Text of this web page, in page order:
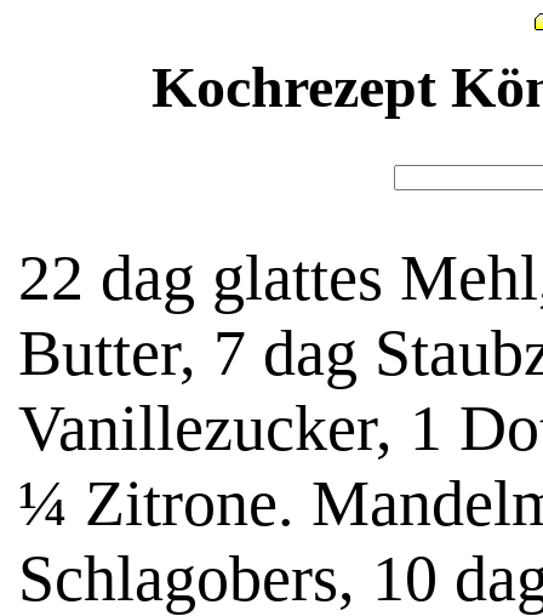
Kochrezept
22 dag glattes
Butter, 7 dag
Vanillezucker, 1
¼ Zitrone.
Schlagobers, 10